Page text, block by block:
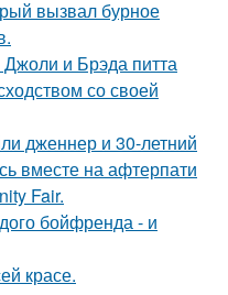
вызвал бурное
и Брэда питта
со своей
дженнер и 30-летний
вместе на афтерпати
Fair.
бойфренда - и
красе.